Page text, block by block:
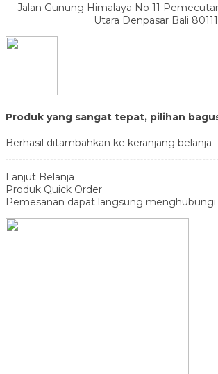
Jalan Gunung Himalaya No 11
Utara Denpasar Bali 80111
Produk yang sangat tepat, pilihan
Berhasil ditambahkan ke keranjang belanja
Lanjut Belanja
Produk Quick Order
Pemesanan dapat langsung menghubungi